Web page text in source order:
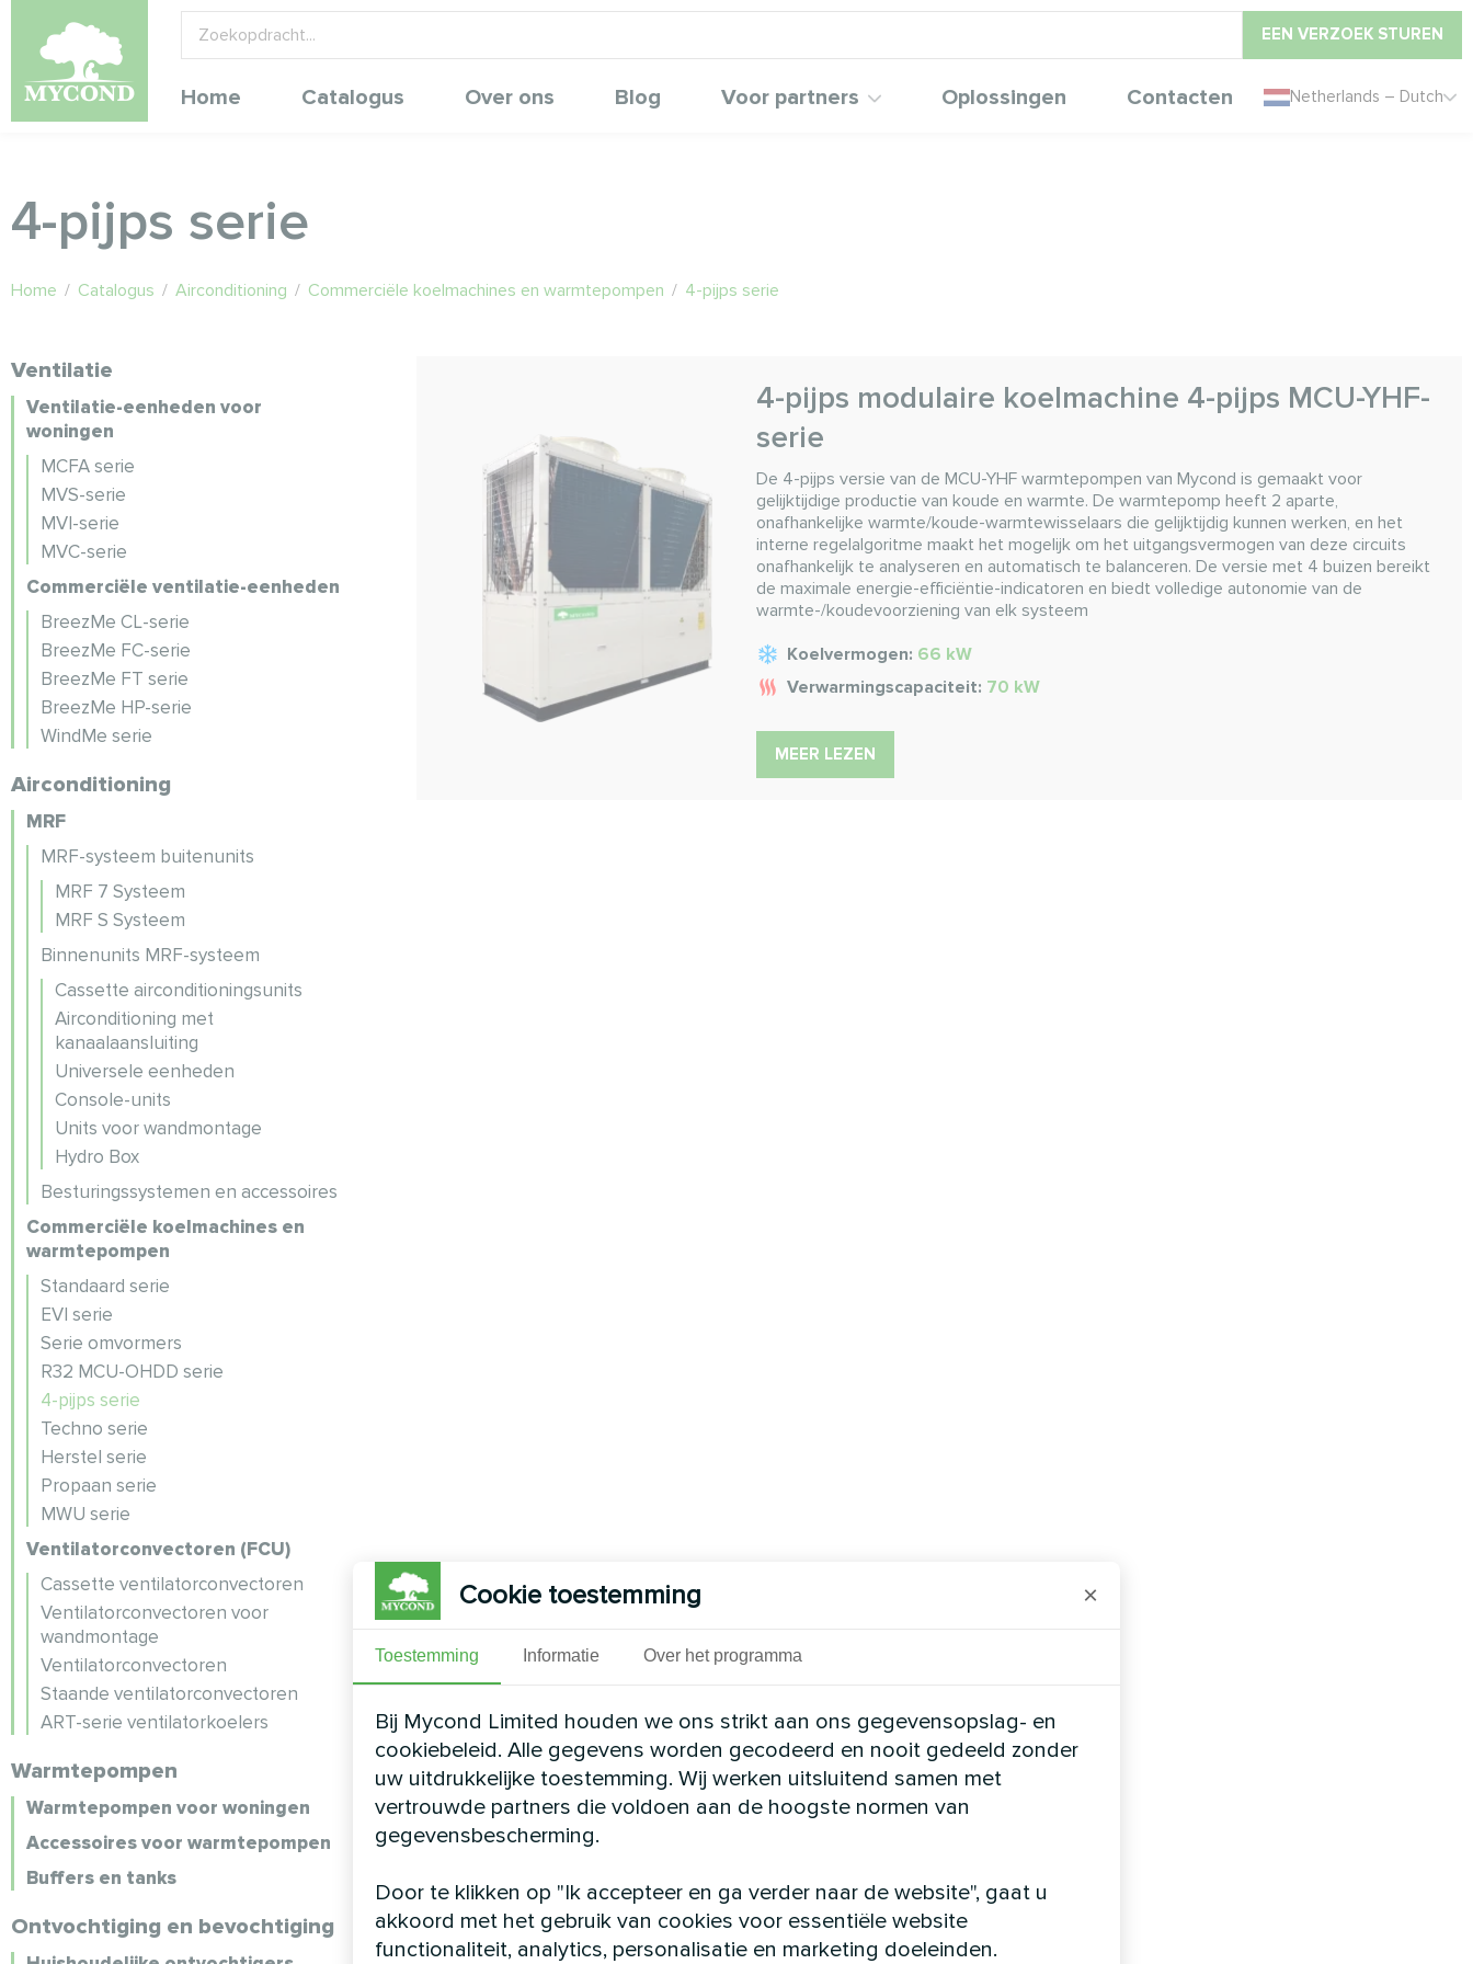
EEN VERZOEK STUREN
Home Catalogus Over ons Blog Voor partners Oplossingen Contacten Netherlands – Dutch
4-pijps serie
Home / Catalogus / Airconditioning / Commerciële koelmachines en warmtepompen / 4-pijps serie
Ventilatie
Ventilatie-eenheden voor
woningen
MCFA serie
MVS-serie
MVI-serie
MVC-serie
Commerciële ventilatie-eenheden
BreezMe CL-serie
BreezMe FC-serie
BreezMe FT serie
BreezMe HP-serie
WindMe serie
Airconditioning
MRF
MRF-systeem buitenunits
MRF 7 Systeem
MRF S Systeem
Binnenunits MRF-systeem
Cassette airconditioningsunits
Airconditioning met
kanaalaansluiting
Universele eenheden
Console-units
Units voor wandmontage
Hydro Box
Besturingssystemen en accessoires
Commerciële koelmachines en
warmtepompen
Standaard serie
EVI serie
Serie omvormers
R32 MCU-OHDD serie
4-pijps serie
Techno serie
Herstel serie
Propaan serie
MWU serie
Ventilatorconvectoren (FCU)
Cassette ventilatorconvectoren
Ventilatorconvectoren voor
wandmontage
Ventilatorconvectoren
Staande ventilatorconvectoren
ART-serie ventilatorkoelers
Warmtepompen
Warmtepompen voor woningen
Accessoires voor warmtepompen
Buffers en tanks
Ontvochtiging en bevochtiging
4-pijps modulaire koelmachine 4-pijps MCU-YHF-
serie
De 4-pijps versie van de MCU-YHF warmtepompen van Mycond is gemaakt voor
gelijktijdige productie van koude en warmte. De warmtepomp heeft 2 aparte,
onafhankelijke warmte/koude-warmtewisselaars die gelijktijdig kunnen werken, en het
interne regelalgoritme maakt het mogelijk om het uitgangsvermogen van deze circuits
onafhankelijk te analyseren en automatisch te balanceren. De versie met 4 buizen bereikt
de maximale energie-efficiëntie-indicatoren en biedt volledige autonomie van de
warmte-/koudevoorziening van elk systeem
Koelvermogen: 66 kW
Verwarmingscapaciteit: 70 kW
MEER LEZEN
Cookie toestemming ×
Toestemming Informatie Over het programma
Bij Mycond Limited houden we ons strikt aan ons gegevensopslag- en
cookiebeleid. Alle gegevens worden gecodeerd en nooit gedeeld zonder
uw uitdrukkelijke toestemming. Wij werken uitsluitend samen met
vertrouwde partners die voldoen aan de hoogste normen van
gegevensbescherming.
Door te klikken op "Ik accepteer en ga verder naar de website", gaat u
akkoord met het gebruik van cookies voor essentiële website
functionaliteit, analytics, personalisatie en marketing doeleinden.